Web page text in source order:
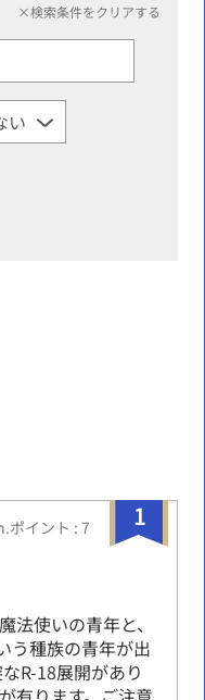
×検索条件をクリアする
1
ポイント : 7
法使いの青年と、
う種族の青年が出
R-18展開があり